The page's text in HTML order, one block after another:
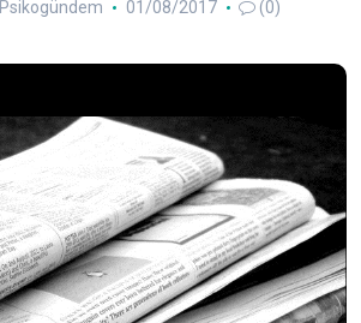
Psikogündem 01/08/2017 (0)